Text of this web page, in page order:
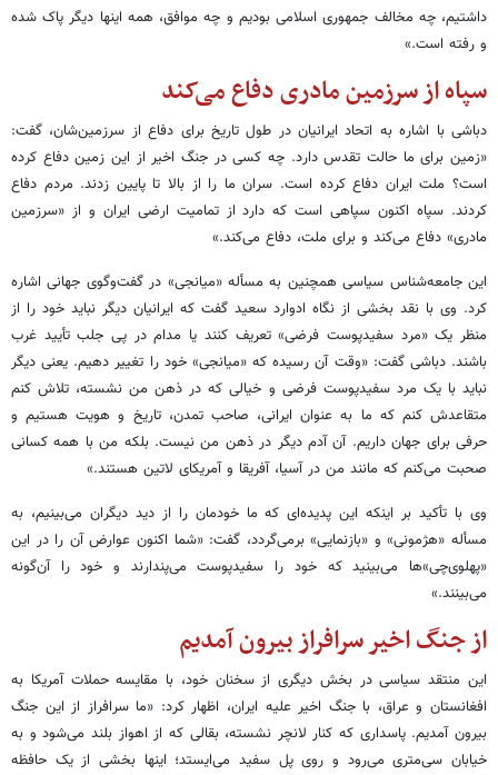
داشتیم، چه مخالف جمهوری اسلامی بودیم و چه موافق، همه اینها دیگر پاک شده
و رفته است.»
سپاه از سرزمین مادری دفاع می‌کند
دباشی با اشاره به اتحاد ایرانیان در طول تاریخ برای دفاع از سرزمین‌شان، گفت:
«زمین برای ما حالت تقدس دارد. چه کسی در جنگ اخیر از این زمین دفاع کرده
است؟ ملت ایران دفاع کرده است. سران ما را از بالا تا پایین زدند. مردم دفاع
کردند. سپاه اکنون سپاهی است که دارد از تمامیت ارضی ایران و از «سرزمین
مادری» دفاع می‌کند و برای ملت، دفاع می‌کند.»
این جامعه‌شناس سیاسی همچنین به مسأله «میانجی» در گفت‌وگوی جهانی اشاره
کرد. وی با نقد بخشی از نگاه ادوارد سعید گفت که ایرانیان دیگر نباید خود را از
منظر یک «مرد سفیدپوست فرضی» تعریف کنند یا مدام در پی جلب تأیید غرب
باشند. دباشی گفت: «وقت آن رسیده که «میانجی» خود را تغییر دهیم. یعنی دیگر
نباید با یک مرد سفیدپوست فرضی و خیالی که در ذهن من نشسته، تلاش کنم
متقاعدش کنم که ما به عنوان ایرانی، صاحب تمدن، تاریخ و هویت هستیم و
حرفی برای جهان داریم. آن آدم دیگر در ذهن من نیست. بلکه من با همه‌ کسانی
صحبت می‌کنم که مانند من در آسیا، آفریقا و آمریکای لاتین هستند.»
وی با تأکید بر اینکه این پدیده‌ای که ما خودمان را از دید دیگران می‌بینیم، به
مسأله «هژمونی» و «بازنمایی» برمی‌گردد، گفت: «شما اکنون عوارض آن را در این
«پهلوی‌چی»‌ها می‌بینید که خود را سفیدپوست می‌پندارند و خود را آن‌گونه
می‌بینند.»
از جنگ اخیر سرافراز بیرون‌ آمدیم
این منتقد سیاسی در بخش دیگری از سخنان خود، با مقایسه حملات آمریکا به
افغانستان و عراق، با جنگ اخیر علیه ایران، اظهار کرد: «ما سرافراز از این جنگ
بیرون آمدیم. پاسداری که کنار لانچر نشسته، بقالی که از اهواز بلند می‌شود و به
خیابان سی‌متری می‌رود و روی پل سفید می‌ایستد؛ اینها بخشی از یک حافظه‌